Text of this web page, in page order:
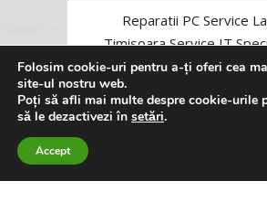
Reparatii PC Service
Timisoara Service IT
Folosim cookie-uri pentru a-ți oferi cea
site-ul nostru web.
Poți să afli mai multe despre cookie-urile
să le dezactivezi în setări.
Accept